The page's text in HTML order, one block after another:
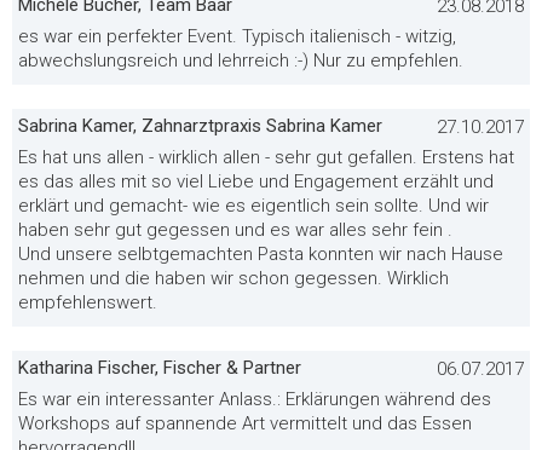
Michèle Bucher, Team Baar
23.08.2018
es war ein perfekter Event. Typisch italienisch - witzig,
abwechslungsreich und lehrreich :-) Nur zu empfehlen.
Sabrina Kamer, Zahnarztpraxis Sabrina Kamer
27.10.2017
Es hat uns allen - wirklich allen - sehr gut gefallen. Erstens hat
es das alles mit so viel Liebe und Engagement erzählt und
erklärt und gemacht- wie es eigentlich sein sollte. Und wir
haben sehr gut gegessen und es war alles sehr fein .
Und unsere selbtgemachten Pasta konnten wir nach Hause
nehmen und die haben wir schon gegessen. Wirklich
empfehlenswert.
Katharina Fischer, Fischer & Partner
06.07.2017
Es war ein interessanter Anlass.: Erklärungen während des
Workshops auf spannende Art vermittelt und das Essen